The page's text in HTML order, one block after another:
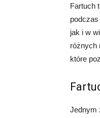
Fartuch
jak i w
różnych
które
Jednym